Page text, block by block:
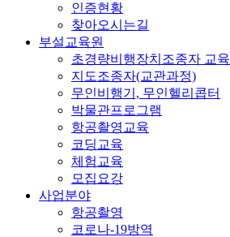
인증현황
찾아오시는길
부설교육원
초경량비행장치조종자 교육
지도조종자(교관과정)
무인비행기, 무인헬리콥터
박물관프로그램
항공촬영교육
코딩교육
체험교육
모집요강
사업분야
항공촬영
코로나-19방역